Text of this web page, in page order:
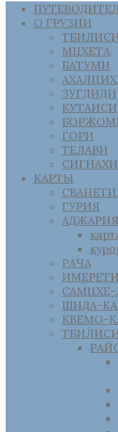
О ГРУЗИИ
МЦХЕТА
БАТУМИ
ЗУГДИДИ
КУТАИСИ
ГОРИ
ТЕЛАВИ
СИГНАХИ
КАРТЫ
ГУРИЯ
АДЖАРИЯ
РАЧА
ШИДА-
КВЕМО-